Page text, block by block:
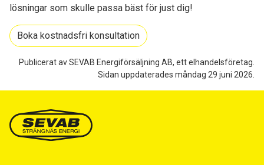
lösningar som skulle passa bäst för just dig!
Boka kostnadsfri konsultation
Publicerat av SEVAB Energiförsäljning AB, ett elhandelsföretag.
Sidan uppdaterades måndag 29 juni 2026.